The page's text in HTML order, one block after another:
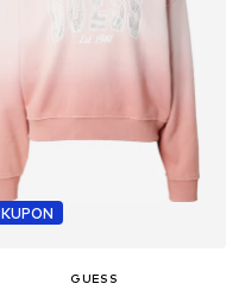
KUPON
GUESS